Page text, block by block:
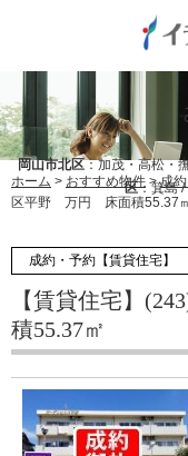
岡山市北区：加茂・高松・
区：箕島 /
ホーム > おすすめ物件 >成
区平野 万円 床面積55.37
成約・予約【賃貸住宅】
【賃貸住宅】
積55.37㎡